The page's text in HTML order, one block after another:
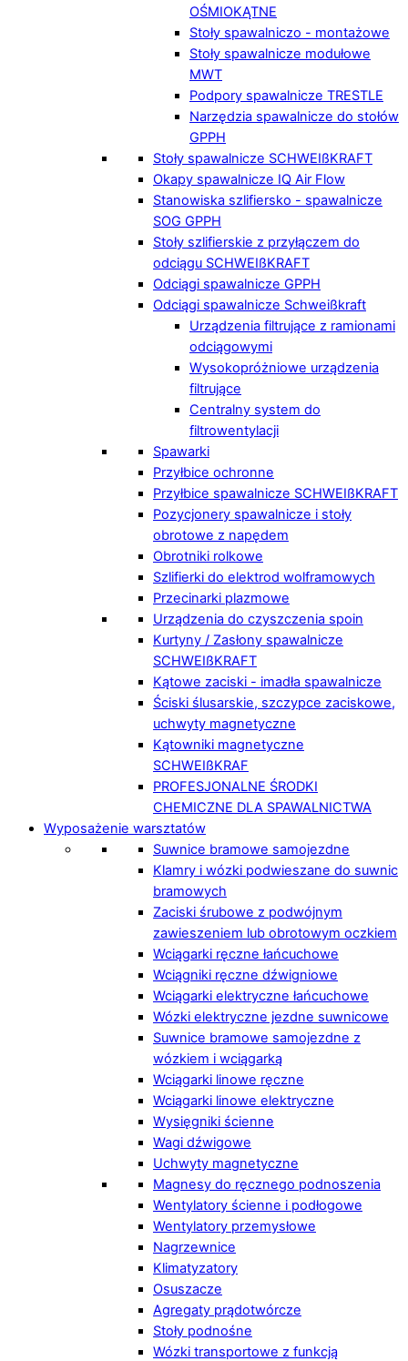
OŚMIOKĄTNE
Stoły spawalniczo - montażowe
Stoły spawalnicze modułowe
MWT
Podpory spawalnicze TRESTLE
Narzędzia spawalnicze do stołów
GPPH
Stoły spawalnicze SCHWEIßKRAFT
Okapy spawalnicze IQ Air Flow
Stanowiska szlifiersko - spawalnicze
SOG GPPH
Stoły szlifierskie z przyłączem do
odciągu SCHWEIßKRAFT
Odciągi spawalnicze GPPH
Odciągi spawalnicze Schweißkraft
Urządzenia filtrujące z ramionami
odciągowymi
Wysokopróżniowe urządzenia
filtrujące
Centralny system do
filtrowentylacji
Spawarki
Przyłbice ochronne
Przyłbice spawalnicze SCHWEIßKRAFT
Pozycjonery spawalnicze i stoły
obrotowe z napędem
Obrotniki rolkowe
Szlifierki do elektrod wolframowych
Przecinarki plazmowe
Urządzenia do czyszczenia spoin
Kurtyny / Zasłony spawalnicze
SCHWEIßKRAFT
Kątowe zaciski - imadła spawalnicze
Ściski ślusarskie, szczypce zaciskowe,
uchwyty magnetyczne
Kątowniki magnetyczne
SCHWEIßKRAF
PROFESJONALNE ŚRODKI
CHEMICZNE DLA SPAWALNICTWA
Wyposażenie warsztatów
Suwnice bramowe samojezdne
Klamry i wózki podwieszane do suwnic
bramowych
Zaciski śrubowe z podwójnym
zawieszeniem lub obrotowym oczkiem
Wciągarki ręczne łańcuchowe
Wciągniki ręczne dźwigniowe
Wciągarki elektryczne łańcuchowe
Wózki elektryczne jezdne suwnicowe
Suwnice bramowe samojezdne z
wózkiem i wciągarką
Wciągarki linowe ręczne
Wciągarki linowe elektryczne
Wysięgniki ścienne
Wagi dźwigowe
Uchwyty magnetyczne
Magnesy do ręcznego podnoszenia
Wentylatory ścienne i podłogowe
Wentylatory przemysłowe
Nagrzewnice
Klimatyzatory
Osuszacze
Agregaty prądotwórcze
Stoły podnośne
Wózki transportowe z funkcją